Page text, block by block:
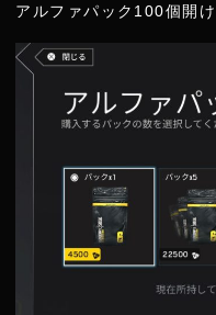
t
r
アルファパック100個開